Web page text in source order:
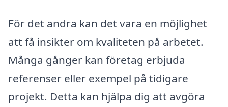
För det andra kan det vara en möjlighet
att få insikter om kvaliteten på arbetet.
Många gånger kan företag erbjuda
referenser eller exempel på tidigare
projekt. Detta kan hjälpa dig att avgöra